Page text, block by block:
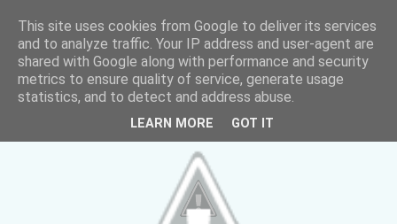
This site uses cookies from Google to deliver its services
and to analyze traffic. Your IP address and user-agent are
shared with Google along with performance and security
metrics to ensure quality of service, generate usage
statistics, and to detect and address abuse.
LEARN MORE GOT IT